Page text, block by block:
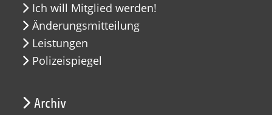
Ich will Mitglied werden!
Änderungsmitteilung
Leistungen
Polizeispiegel
Archiv